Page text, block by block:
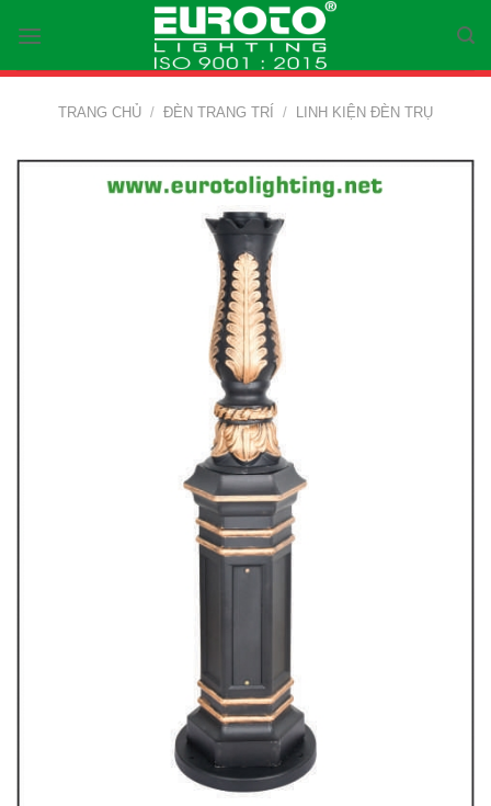
content
TRANG CHỦ / ĐÈN TRANG TRÍ / LINH KIỆN ĐÈN TRỤ